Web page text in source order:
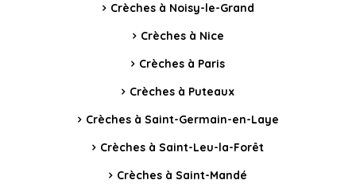
Crèches à Noisy-le-Grand
Crèches à Nice
Crèches à Paris
Crèches à Puteaux
Crèches à Saint-Germain-en-Laye
Crèches à Saint-Leu-la-Forêt
Crèches à Saint-Mandé